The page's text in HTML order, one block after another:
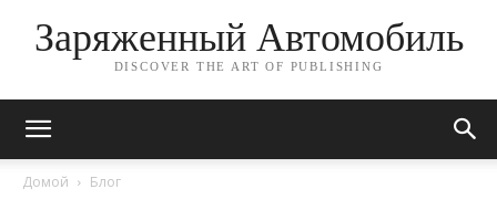
Заряженный Автомобиль
DISCOVER THE ART OF PUBLISHING
Домой Блог